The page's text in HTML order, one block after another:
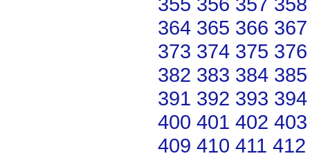
364 365 366 367
373 374 375 376
382 383 384 385
391 392 393 394
400 401 402 403
409 410 411 412